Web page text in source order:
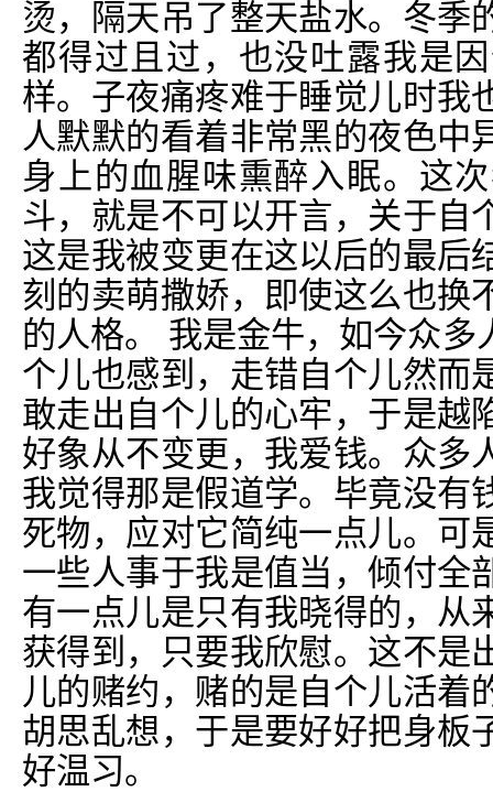
烫，隔天吊了整天盐水。冬季
都得过且过，也没吐露我是
样。子夜痛疼难于睡觉儿时我
人默默的看着非常黑的夜色中
身上的血腥味熏醉入眠。这
斗，就是不可以开言，关于自
这是我被变更在这以后的最后
刻的卖萌撒娇，即使这么也换
的人格。 我是金牛，如今众
个儿也感到，走错自个儿然而
敢走出自个儿的心牢，于是越
好象从不变更，我爱钱。众多
我觉得那是假道学。毕竟没有
死物，应对它简纯一点儿。可
一些人事于我是值当，倾付全
有一点儿是只有我晓得的，从
获得到，只要我欣慰。这不是
儿的赌约，赌的是自个儿活着
胡思乱想，于是要好好把身板
好温习。